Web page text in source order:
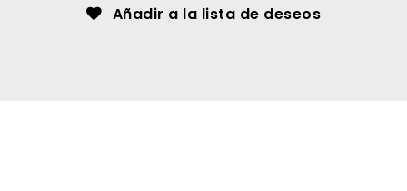
Añadir a la lista de deseos